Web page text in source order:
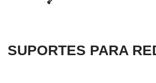
SUPORTES PARA